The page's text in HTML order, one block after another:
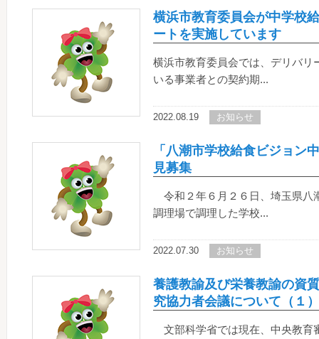
横浜市教育委員会が中学校
ートを実施しています
横浜市教育委員会では、デリバ
いる事業者との契約期...
2022.08.19 お知らせ
「八潮市学校給食ビジョン
見募集
令和２年６月２６日、埼玉県八
調理場で調理した学校...
2022.07.30 お知らせ
養護教諭及び栄養教諭の資
究協力者会議について（１）
文部科学省では現在、中央教育